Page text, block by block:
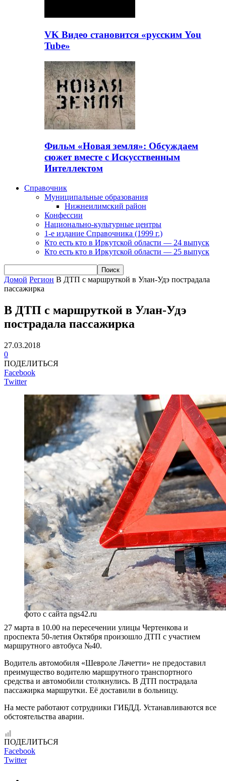
VK Видео становится «русским You
Tube»
Фильм «Новая земля»: Обсуждаем
сюжет вместе с Искусственным
Интеллектом
Справочник
Муниципальные образования
Нижнеилимский район
Конфессии
Национально-культурные центры
1-е издание Справочника (1999 г.)
Кто есть кто в Иркутской области — 24 выпуск
Кто есть кто в Иркутской области — 25 выпуск
Домой Регион В ДТП с маршруткой в Улан-Удэ пострадала
пассажирка
В ДТП с маршруткой в Улан-Удэ
пострадала пассажирка
27.03.2018
0
ПОДЕЛИТЬСЯ
Facebook
Twitter
фото с сайта ngs42.ru
27 марта в 10.00 на пересечении улицы Чертенкова и
проспекта 50-летия Октября произошло ДТП с участием
маршрутного автобуса №40.
Водитель автомобиля «Шевроле Лачетти» не предоставил
преимущество водителю маршрутного транспортного
средства и автомобили столкнулись. В ДТП пострадала
пассажирка маршрутки. Её доставили в больницу.
На месте работают сотрудники ГИБДД. Устанавливаются все
обстоятельства аварии.
ПОДЕЛИТЬСЯ
Facebook
Twitter